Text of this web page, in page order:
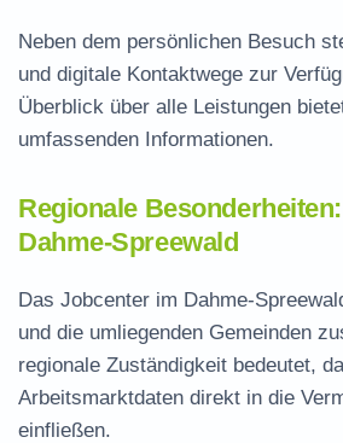
Neben dem persönlichen Besuch
und digitale Kontaktwege zur
Überblick über alle Leistungen
umfassenden Informationen.
Regionale
Dahme-Spreewald
Das Jobcenter im Dahme-
und die umliegenden Gemeinden
regionale Zuständigkeit bedeutet,
Arbeitsmarktdaten direkt in die
einfließen.